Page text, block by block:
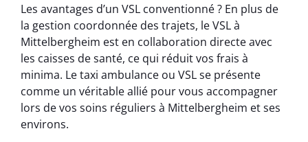
Les avantages d’un VSL conventionné ? En plus de
la gestion coordonnée des trajets, le VSL à
Mittelbergheim est en collaboration directe avec
les caisses de santé, ce qui réduit vos frais à
minima. Le taxi ambulance ou VSL se présente
comme un véritable allié pour vous accompagner
lors de vos soins réguliers à Mittelbergheim et ses
environs.